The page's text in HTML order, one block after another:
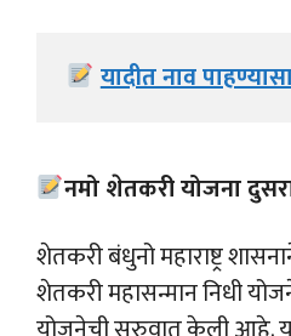
यादीत नाव
नमो शेतकरी योजना
शेतकरी बंधुनो महाराष्ट्र
शेतकरी महासन्मान निधी